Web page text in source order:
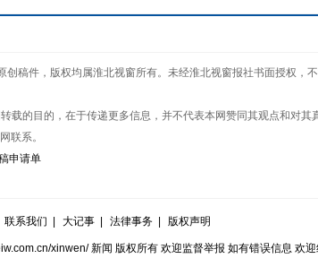
window:
保抵力
稿件，版权均属淮北视窗所有。未经淮北视窗报社书面授权，
的目的，在于传递更多信息，并不代表本网赞同其观点和对其
联系。
申请单
联系我们 大记事 法律事务 版权声明
xinwen/ 新闻 版权所有 欢迎监督举报 如有错误信息 欢迎